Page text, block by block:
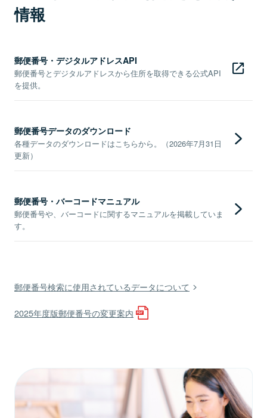
情報
郵便番号・デジタルアドレスAPI
郵便番号とデジタルアドレスから住所を取得できる公式API
を提供。
郵便番号データのダウンロード
各種データのダウンロードはこちらから。（2026年7月31日
更新）
郵便番号・バーコードマニュアル
郵便番号や、バーコードに関するマニュアルを掲載していま
す。
郵便番号検索に使用されているデータについて
2025年度版郵便番号の変更案内